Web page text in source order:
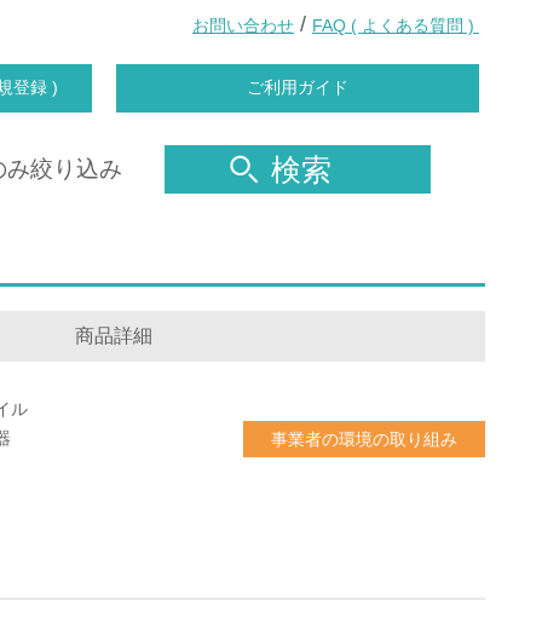
お問い合わせ / FAQ ( よくある質問 )
登録 ) ご利用ガイド
み絞り込み 検索
商品詳細
ル
事業者の環境の取り組み